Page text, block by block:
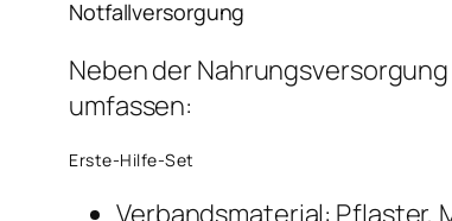
Notfallversorgung
Neben der
umfassen:
Erste-Hilfe-Set